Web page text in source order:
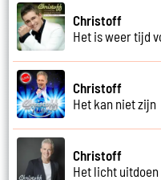
Christoff
Het is weer tijd
Christoff
Het kan niet zijn
Christoff
Het licht uitdoen